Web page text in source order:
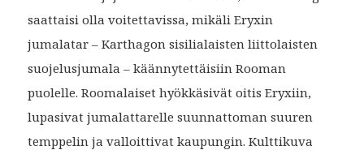
saattaisi olla voitettavissa, mikäli Eryxin
jumalatar – Karthagon sisilialaisten liittolaisten
suojelusjumala – käännytettäisiin Rooman
puolelle. Roomalaiset hyökkäsivät oitis Eryxiin,
lupasivat jumalattarelle suunnattoman suuren
temppelin ja valloittivat kaupungin. Kulttikuva